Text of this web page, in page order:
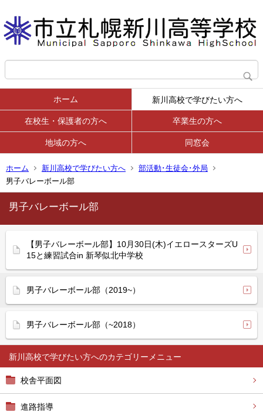
ホーム 新川高校で学びたい方へ
在校生・保護者の方へ 卒業生の方へ
地域の方へ 同窓会
ホーム 新川高校で学びたい方へ
部活動･生徒会･外局
男子バレーボール部
新川高校で学びたい方へ
校舎平面図
進路指導
男子バレーボール部
【男子バレーボール部】10月30日(木)イエロースターズU
15と練習試合in 新琴似北中学校
男子バレーボール部（2019~）
男子バレーボール部（~2018）